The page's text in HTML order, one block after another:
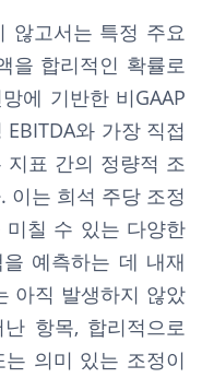
않고서는 특정 주요
을 합리적인 확률로
에 기반한 비GAAP
와 가장 직접
지표 간의 정량적 조
이는 희석 주당 조정
미칠 수 있는 다양한
예측하는 데 내재
아직 발생하지 않았
항목, 합리적으로
의미 있는 조정이